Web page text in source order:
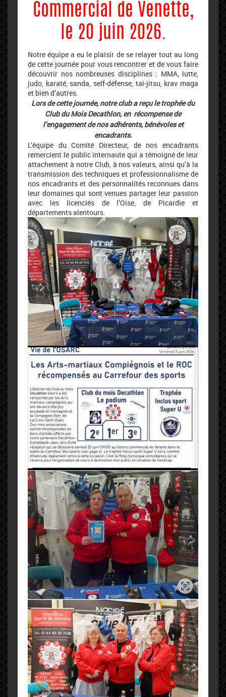
Commercial de Venette,
le 20 juin 2026.
Notre équipe a eu le plaisir de se relayer tout au long
de cette journée pour vous rencontrer et de vous faire
découvrir nos nombreuses disciplines : MMA, lutte,
judo, karaté, sanda, self-défense, tai-jitsu, krav maga
et bien d’autres.
Lors de cette journée, notre club a reçu le trophée du
Club du Mois Decathlon, en récompense de
l’engagement de nos adhérents, bénévoles et
encadrants.
L’équipe du Comité Directeur, de nos encadrants
remercient le public internaute qui a témoigné de leur
attachement à notre Club, à nos valeurs, ainsi qu’à la
transmission des techniques et professionnalisme de
nos encadrants et des personnalités reconnues dans
leur domaines qui sont venues partager leur passion
avec les licenciés de l’Oise, de Picardie et
départements alentours.